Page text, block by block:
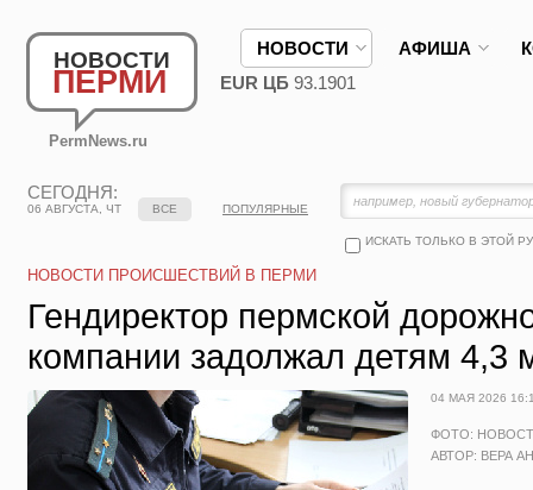
НОВОСТИ
ПЕРМИ
PermNews.ru
НОВОСТИ АФИША
EUR ЦБ 93.1901
СЕГОДНЯ:
06 АВГУСТА, ЧТ
ИСКАТЬ ТОЛЬКО В ЭТОЙ
ВСЕ ПОПУЛЯРНЫЕ
НОВОСТИ ПРОИСШЕСТВИЙ В ПЕРМИ
Гендиректор пермской
компании задолжал детям 4,3
04 МАЯ 2026
ФОТО:
АВТОР: ВЕРА